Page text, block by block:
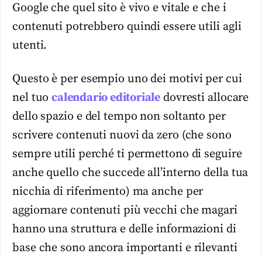
Google che quel sito è vivo e vitale e che i
contenuti potrebbero quindi essere utili agli
utenti.
Questo è per esempio uno dei motivi per cui
nel tuocalendario editoriale dovresti allocare
dello spazio e del tempo non soltanto per
scrivere contenuti nuovi da zero (che sono
sempre utili perché ti permettono di seguire
anche quello che succede all’interno della tua
nicchia di riferimento) ma anche per
aggiornare contenuti più vecchi che magari
hanno una struttura e delle informazioni di
base che sono ancora importanti e rilevanti